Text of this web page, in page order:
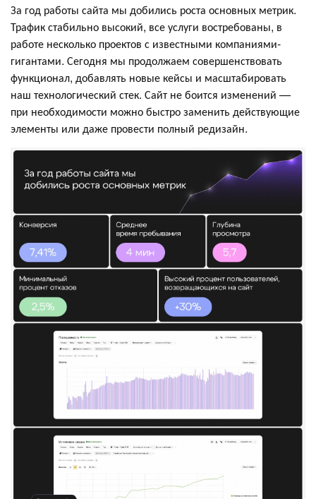
За год работы сайта мы добились роста основных метрик.
Трафик стабильно высокий, все услуги востребованы, в
работе несколько проектов с известными компаниями-
гигантами. Сегодня мы продолжаем совершенствовать
функционал, добавлять новые кейсы и масштабировать
наш технологический стек. Сайт не боится изменений —
при необходимости можно быстро заменить действующие
элементы или даже провести полный редизайн.